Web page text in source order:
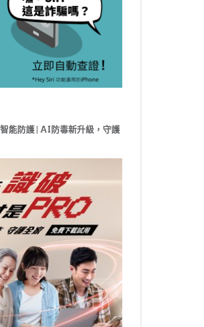
能防護 | AI防毒新升級，守護